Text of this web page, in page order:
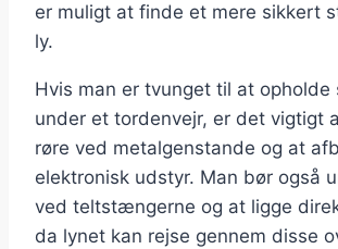
er muligt at finde et mere sikkert
ly.
Hvis man er tvunget til at opholde
under et tordenvejr, er det vigtigt
røre ved metalgenstande og at
elektronisk udstyr. Man bør også
ved teltstængerne og at ligge
da lynet kan rejse gennem disse